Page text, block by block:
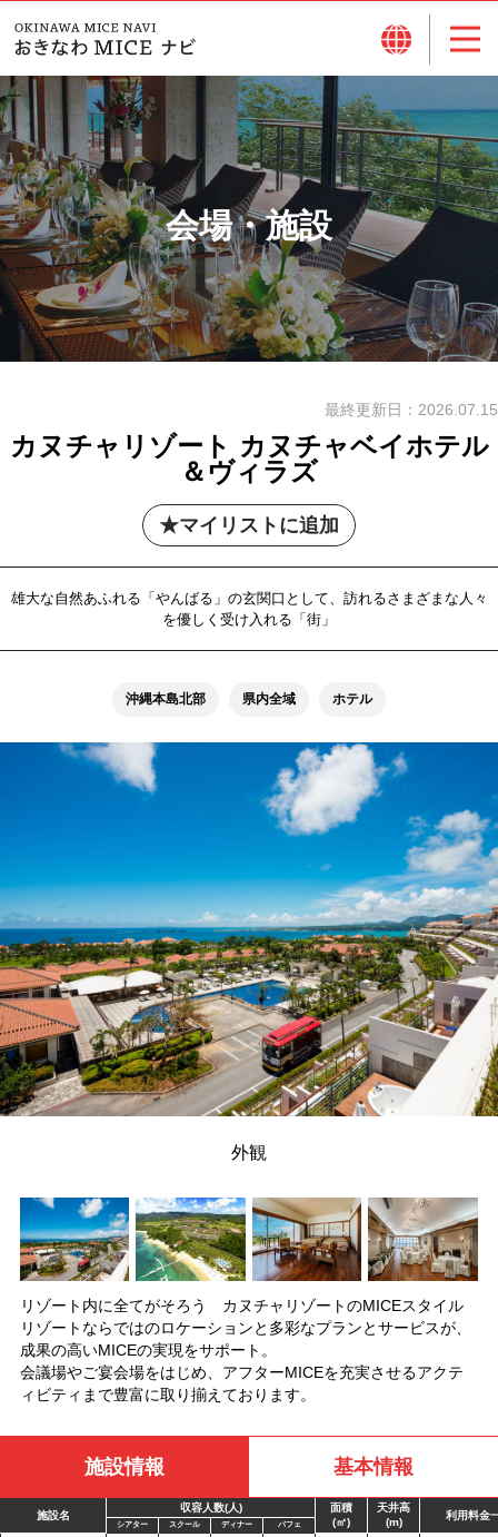
会場・施設
最終更新日： 2026.07.15
カヌチャリゾート カヌチャベイホテル
＆ヴィラズ
マイリストに追加
雄大な自然あふれる「やんばる」の玄関口として、訪れるさまざまな人々
を優しく受け入れる「街」
沖縄本島北部 県内全域 ホテル
外観
リゾート内に全てがそろう カヌチャリゾートのMICEスタイル
リゾートならではのロケーションと多彩なプランとサービスが、
成果の高いMICEの実現をサポート。
会議場やご宴会場をはじめ、アフターMICEを充実させるアクテ
ィビティまで豊富に取り揃えております。
施設情報 基本情報
施設名
収容人数(人)
面積
(㎡)
天井高
(m)
利用料金
シアター スクール ディナー バフェ